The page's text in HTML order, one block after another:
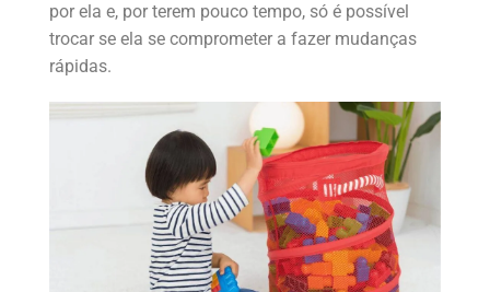
por ela e, por terem pouco tempo, só é possível
trocar se ela se comprometer a fazer mudanças
rápidas.